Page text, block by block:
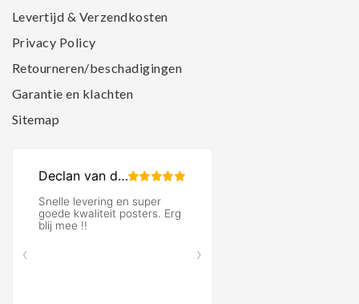
Levertijd & Verzendkosten
Privacy Policy
Retourneren/beschadigingen
Garantie en klachten
Sitemap